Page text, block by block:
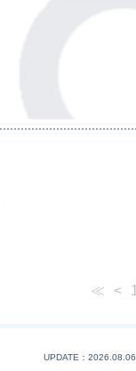
≪ < 1
UPDATE：2026.08.06